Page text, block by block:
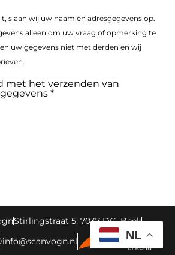
slaan wij uw naam en adresgegevens op.
alleen om uw vraag of opmerking te
uw gegevens niet met derden en wij
met het verzenden van
*
Stirlingstraat 5, 7037 DG, Beek
info@scanvogn.nl NL